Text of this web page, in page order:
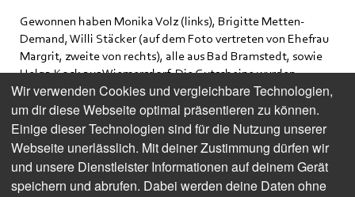
Gewonnen haben Monika Volz (links), Brigitte Metten-
Demand, Willi Stäcker (auf dem Foto vertreten von Ehefrau
Margrit, zweite von rechts), alle aus Bad Bramstedt, sowie
Helga Kock aus Wie­mersdorf. Die Gutscheine wurden
übergeben von Stadtwerke-Mitarbeiterin Maria Franic und
Corinna Moritz, Inhaberin von J.B. Paulsen (ganz rechts). Wir
wünschen viel Freude beim Einlösen!
Möchtest Du vonInstagrambereitgestellte externe Inhalte
laden?
Wir verwenden Cookies und vergleichbare Technologien,
um dir diese Webseite optimal präsentieren zu können.
Einige dieser Technologien sind für die Nutzung unserer
Webseite unerlässlich. Mit deiner Zustimmung dürfen wir
und unsere Dienstleister Informationen auf deinem Gerät
speichern und abrufen. Dabei werden deine Daten ohne